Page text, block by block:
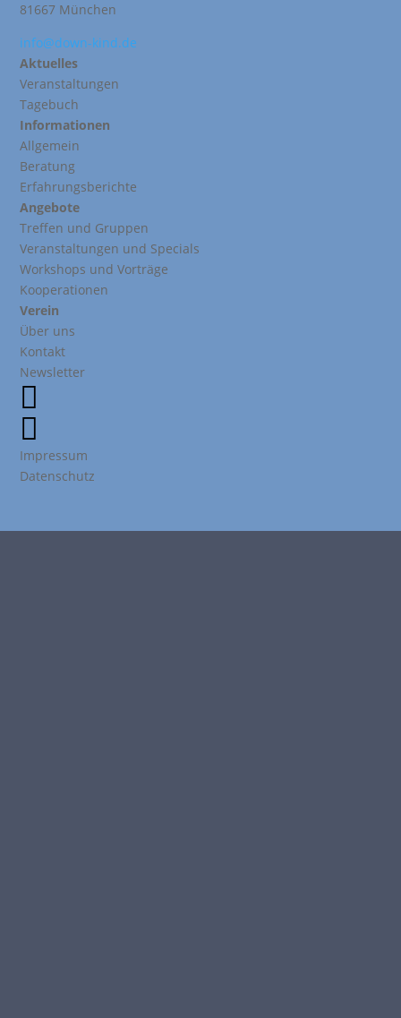
81667 München
info@down-kind.de
Aktuelles
Veranstaltungen
Tagebuch
Informationen
Allgemein
Beratung
Erfahrungsberichte
Angebote
Treffen und Gruppen
Veranstaltungen und Specials
Workshops und Vorträge
Kooperationen
Verein
Über uns
Kontakt
Newsletter


Impressum
Datenschutz